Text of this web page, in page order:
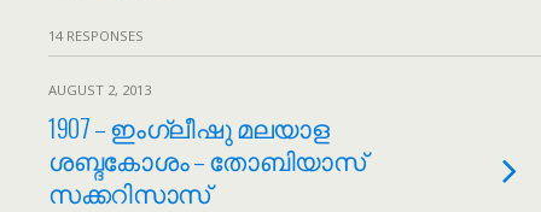
14 RESPONSES
AUGUST 2, 2013
1907 – ഇംഗ്ലീഷു മലയാള
ശബ്ദകോശം – തോബിയാസ്
സക്കറിസാസ്